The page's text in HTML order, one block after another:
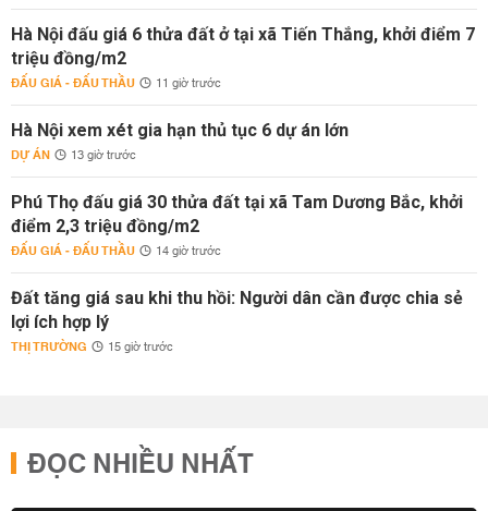
Hà Nội đấu giá 6 thửa đất ở tại xã Tiến Thắng, khởi điểm 7
triệu đồng/m2
ĐẤU GIÁ - ĐẤU THẦU 11 giờ trước
Hà Nội xem xét gia hạn thủ tục 6 dự án lớn
DỰ ÁN 13 giờ trước
Phú Thọ đấu giá 30 thửa đất tại xã Tam Dương Bắc, khởi
điểm 2,3 triệu đồng/m2
ĐẤU GIÁ - ĐẤU THẦU 14 giờ trước
Đất tăng giá sau khi thu hồi: Người dân cần được chia sẻ
lợi ích hợp lý
THỊ TRƯỜNG 15 giờ trước
ĐỌC NHIỀU NHẤT